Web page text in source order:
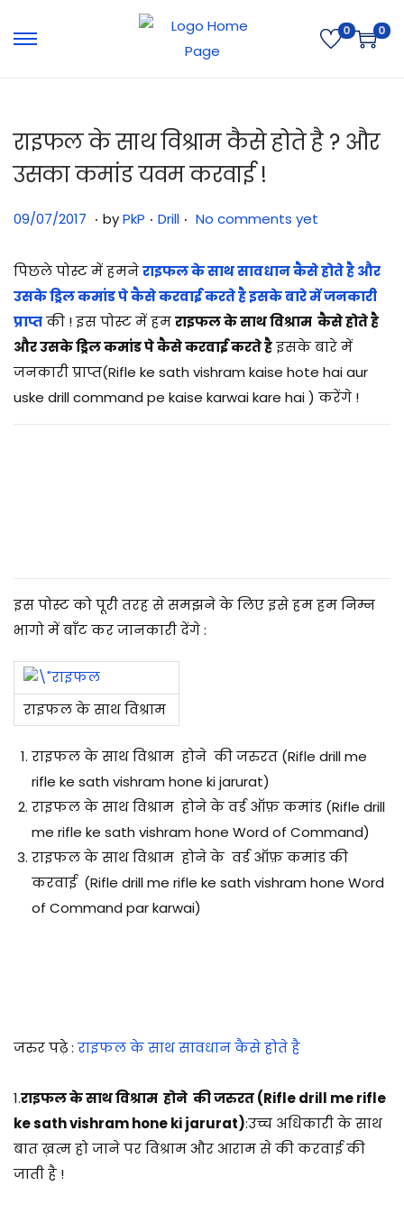
0 0
राइफल के साथ विश्राम कैसे होते है ? और
उसका कमांड यवम करवाई !
Posted on
09/07/2017 3
/
0
7
/
2
0
. byPkP . Posted in
Drill . No comments yet
पिछले पोस्ट में हमनेराइफल के साथ सावधान कैसे होते है और
उसके ड्रिल कमांड पे कैसे करवाई करते है इसके बारे में जनकारी
प्राप्तकी ! इस पोस्ट में हमराइफल के साथ विश्राम कैसे होते है
और उसके ड्रिल कमांड पे कैसे करवाई करते हैइसके बारे में
जनकारी प्राप्त(Rifle ke sath vishram kaise hote hai aur
uske drill command pe kaise karwai kare hai ) करेंगे !
इस पोस्ट को पूरी तरह से समझने के लिए इसे हम हम निम्न
भागो में बाँट कर जानकारी देंगे :
राइफल के साथ विश्राम
राइफल के साथ विश्राम होने की जरुरत (Rifle drill me
rifle ke sath vishram hone ki jarurat)
राइफल के साथ विश्राम होने के वर्ड ऑफ़ कमांड (Rifle drill
me rifle ke sath vishram hone Word of Command)
राइफल के साथ विश्राम होने के वर्ड ऑफ़ कमांड की
करवाई (Rifle drill me rifle ke sath vishram hone Word
of Command par karwai)
जरुर पढ़े : राइफल के साथ सावधान कैसे होते है
1.राइफल के साथ विश्राम होने की जरुरत (Rifle drill me rifle
ke sath vishram hone ki jarurat):उच्च अधिकारी के साथ
बात ख़त्म हो जाने पर विश्राम और आराम से की करवाई की
जाती है !